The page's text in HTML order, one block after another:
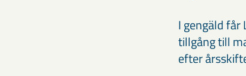
I gengäld
tillgång till
efter